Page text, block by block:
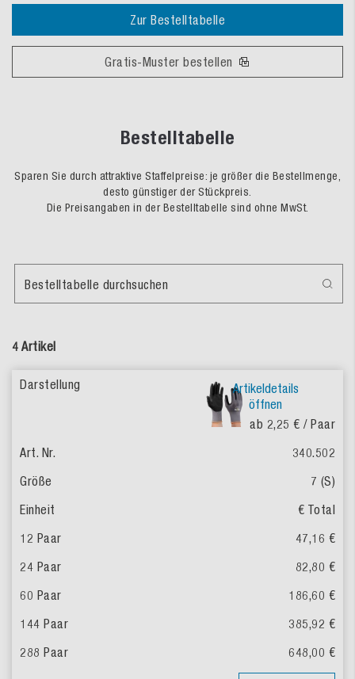
Zur Bestelltabelle
Gratis-Muster bestellen
Bestelltabelle
Sparen Sie durch attraktive Staffelpreise: je größer die Bestellmenge,
desto günstiger der Stückpreis.
Die Preisangaben in der Bestelltabelle sind ohne MwSt.
4 Artikel
Bestelltabelle durchsuchen
Artikeldetails
öffnen
ab 2,25 € / Paar
340.502
7 (S)
€ Total
47,16 €
82,80 €
186,60 €
385,92 €
648,00 €